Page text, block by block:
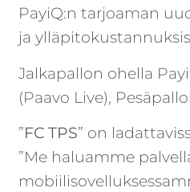
PayiQ:n tarjoaman
ja
Jalkapallon ohella
(Paavo Live),
”FC TPS” on
”Me haluamme